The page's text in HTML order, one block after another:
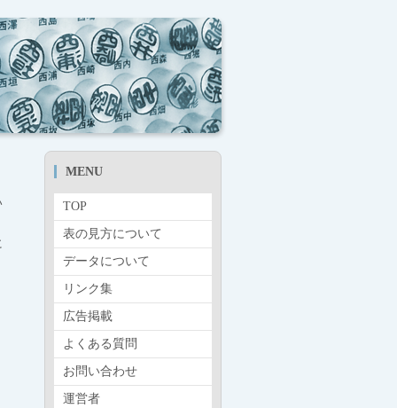
MENU
TOP
表の見方について
データについて
リンク集
広告掲載
よくある質問
お問い合わせ
運営者